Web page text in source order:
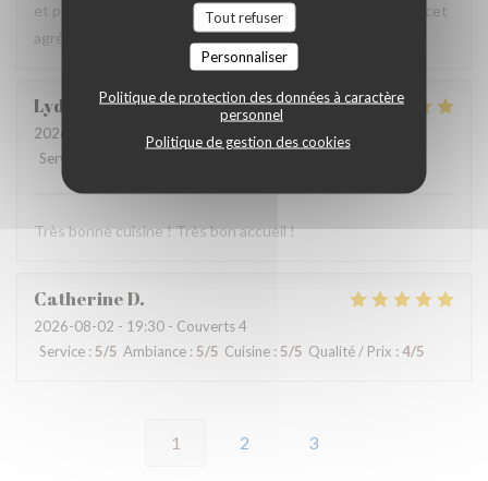
Tout refuser
Personnaliser
Politique de protection des données à caractère
personnel
Politique de gestion des cookies
et personnels très agréable, prix raisonnables..merci pour cet
agréable moment en terrasse.
Lydia
2026-08-06
- 12:15 - Couverts 3
Service
Très bonne cuisine ! Très bon accueil !
CatherineD
2026-08-02 - 19:30 - Couverts 4
Service : 5/5 Ambiance : 5/5 Cuisine : 5/5 Qualité / Prix : 4/5
1 2 3